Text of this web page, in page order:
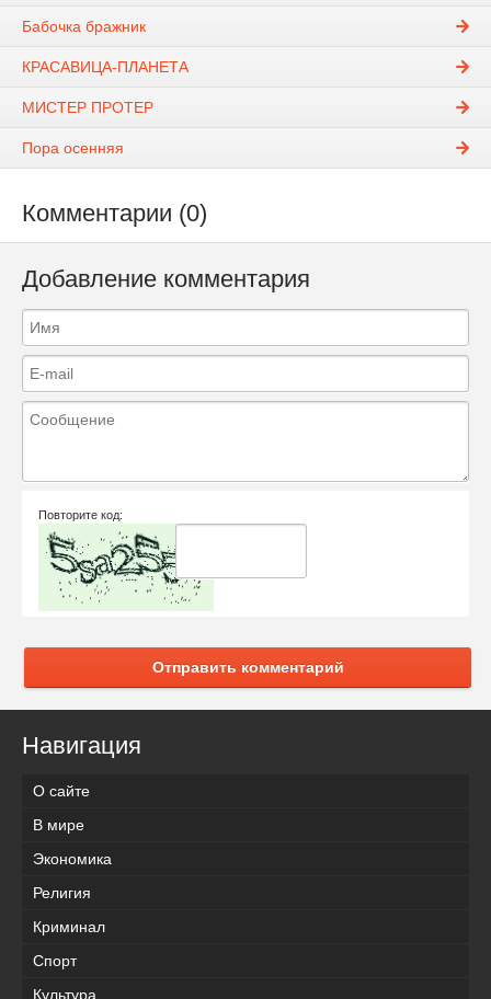
Бабочка бражник
КРАСАВИЦА-ПЛАНЕТА
МИСТЕР ПРОТЕР
Пора оcенняя
Комментарии (0)
Добавление комментария
Повторите код:
Отправить комментарий
Навигация
О сайте
В мире
Экономика
Религия
Криминал
Спорт
Культура